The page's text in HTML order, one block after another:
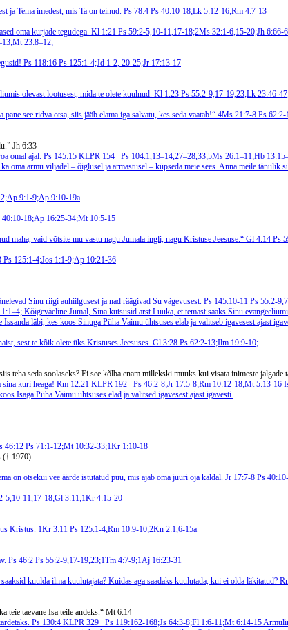
ja Tema imedest, mis Ta on teinud. Ps 78:4 Ps 40:10-18;Lk 5:12-16;Rm 4:7-13
oma kurjade tegudega. Kl 1:21 Ps 59:2-5,10-11,17-18;2Ms 32:1-6,15-20;Jh 6:66-
23:8–12;
Ps 118:16 Ps 125:1-4;Jd 1-2, 20-25;Jr 17:13-17
olevast lootusest, mida te olete kuulnud. Kl 1:23 Ps 55:2-9,17-19,23;Lk 23:46-
see ridva otsa, siis jääb elama iga salvatu, kes seda vaatab!“ 4Ms 21:7-8 Ps
Jh 6:33
omal ajal. Ps 145:15 KLPR 154 Ps 104:1,13–14,27–28,33;5Ms 26:1–11;Hb
oma armu viljadel – õiglusel ja armastusel – küpseda meie sees. Anna meile
9:1-9;Ap 9:10-19a
40:10-18;Ap 16:25-34;Mt 10:5-15
maha, vaid võtsite mu vastu nagu Jumala ingli, nagu Kristuse Jeesuse.“ Gl 4:14 Ps
Ps 125:1-4;Jos 1:1-9;Ap 10:21-36
Sinu riigi auhiilgusest ja nad räägivad Su vägevusest. Ps 145:10-11 Ps 55:2-
Kõigeväeline Jumal, Sina kutsusid arst Luuka, et temast saaks Sinu
läbi, kes koos Sinuga Püha Vaimu ühtsuses elab ja valitseb igavesest ajast
sest te kõik olete üks Kristuses Jeesuses. Gl 3:28 Ps 62:2-13;Ilm 19:9-10;
teha seda soolaseks? Ei see kõlba enam millekski muuks kui visata inimeste jalgade
sina kuri heaga! Rm 12:21 KLPR 192 Ps 46:2-8;Jr 17:5-8;Rm 10:12-18;Mt 5:13-16
Isaga Püha Vaimu ühtsuses elad ja valitsed igavesest ajast igavesti.
46:12 Ps 71:1-12;Mt 10:32-33;1Kr 1:10-18
(† 1970)
on otsekui vee äärde istutatud puu, mis ajab oma juuri oja kaldal. Jr 17:7-8 Ps
5,10-11,17-18;Gl 3:11;1Kr 4:15-20
Kristus. 1Kr 3:11 Ps 125:1-4;Rm 10:9-10;2Kn 2:1,6-15a
Ps 46:2 Ps 55:2-9,17-19,23;1Tm 4:7-9;1Aj 16:23-31
kuulda ilma kuulutajata? Kuidas aga saadaks kuulutada, kui ei olda läkitatud?
teie taevane Isa teile andeks.“ Mt 6:14
Ps 130:4 KLPR 329 Ps 119:162-168;Js 64:3-8;Fl 1:6-11;Mt 6:14-15